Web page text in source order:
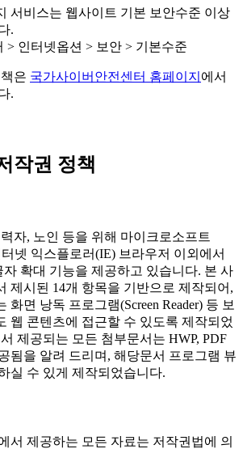
서비스는 웹사이트 기본 보안수준 이상
.
인터넷옵션 > 보안 > 기본수준
은 국가사이버안전센터 홈페이지 에서
.
작권 정책
자, 노인 등을 위해 마이크로소프트
넷 익스플로러(IE) 브라우저 이외에서
확대 기능을 제공하고 있습니다. 본 사
제시된 14개 항목을 기반으로 제작되어,
화면 낭독 프로그램(Screen Reader) 등 보
웹 콘텐츠에 접근할 수 있도록 제작되었
제공되는 모든 첨부문서는 HWP, PDF
됨을 알려 드리며, 해당문서 프로그램 뷰
실 수 있게 제작되었습니다.
서 제공하는 모든 자료는 저작권법에 의